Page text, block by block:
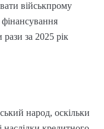
військпрому
за 2025 рік
народ, оскільки